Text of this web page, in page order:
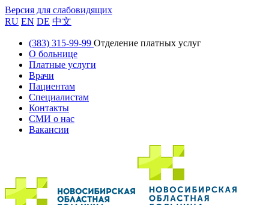
Версия для слабовидящих
RU EN DE 中文
(383) 315-99-99 Отделение платных услуг
О больнице
Платные услуги
Врачи
Пациентам
Специалистам
Контакты
СМИ о нас
Вакансии